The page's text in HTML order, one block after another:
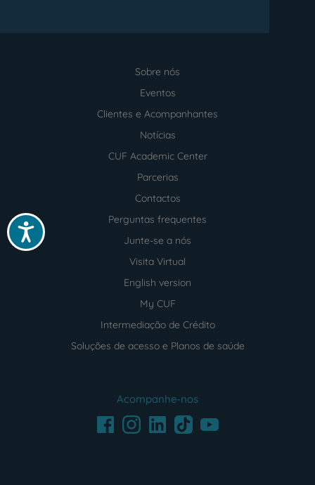
Acessibilidade
Sobre nós
Eventos
Clientes e Acompanhantes
Notícias
CUF Academic Center
Parcerias
Contactos
Perguntas frequentes
Junte-se a nós
Visita Virtual
English version
My CUF
Intermediação de Crédito
Soluções de acesso e Planos de saúde
Acompanhe-nos
FacebookInstagramLinkedInTikTokYoutube